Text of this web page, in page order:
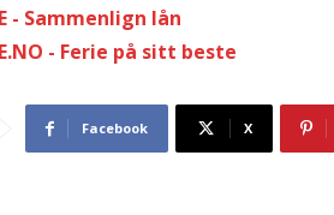
- Sammenlign lån
- Ferie på sitt beste
Facebook X